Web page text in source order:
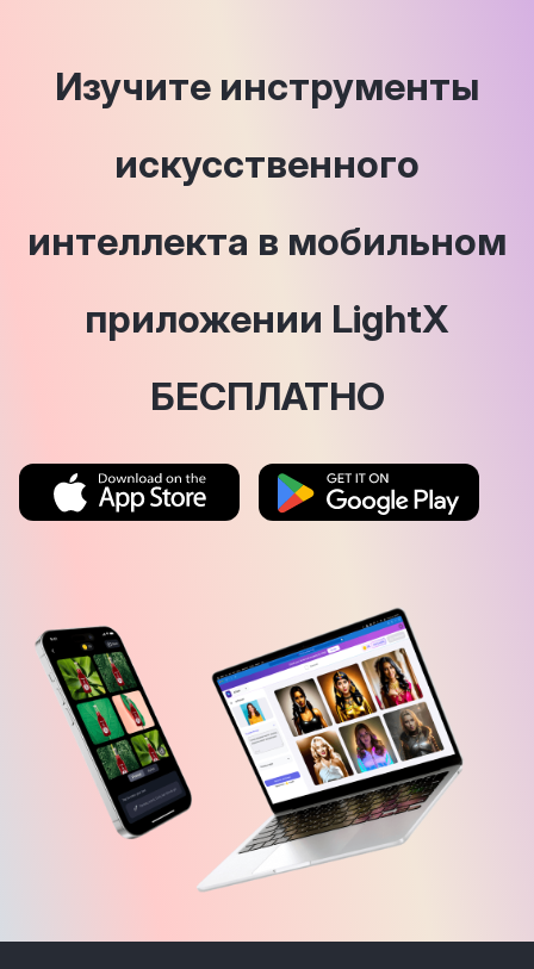
Изучите инструменты
искусственного
интеллекта в мобильном
приложении LightX
БЕСПЛАТНО